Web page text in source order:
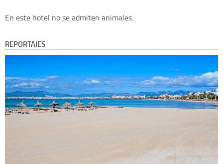
En este hotel no se admiten animales.
REPORTAJES